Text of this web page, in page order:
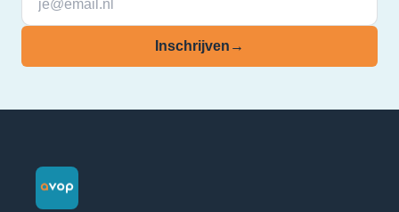
Inschrijven →